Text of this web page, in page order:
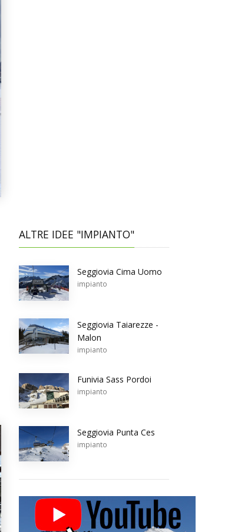
ALTRE IDEE "IMPIANTO"
Seggiovia Cima Uomo
impianto
Seggiovia Taiarezze -
Malon
impianto
Funivia Sass Pordoi
impianto
Seggiovia Punta Ces
impianto